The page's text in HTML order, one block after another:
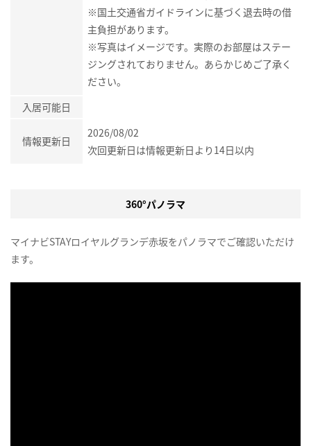
※国土交通省ガイドラインに基づく退去時の借
主負担があります。
※写真はイメージです。実際のお部屋はステー
ジングされておりません。あらかじめご了承く
ださい。
入居可能日
情報更新日
2026/08/02
次回更新日は情報更新日より14日以内
360°パノラマ
マイナビSTAYロイヤルグランデ赤坂をパノラマでご確認いただけ
ます。